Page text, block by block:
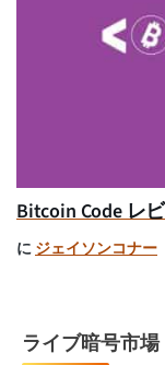
Bitcoin Code レ
に ジェイソンコナー
ライブ暗号市場